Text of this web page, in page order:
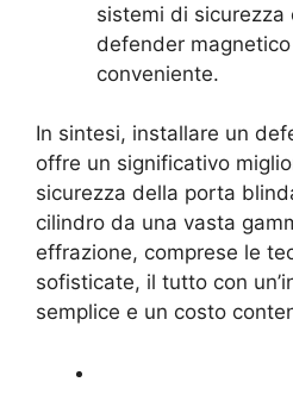
sistemi di sicurezza
defender
conveniente.
In sintesi, installare un
offre un significativo
sicurezza della porta
cilindro da una vasta
effrazione, comprese le
sofisticate, il tutto con
semplice e un costo